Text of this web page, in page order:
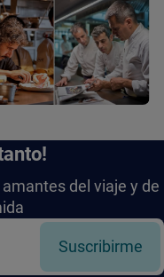
del viaje y de
Suscribirme